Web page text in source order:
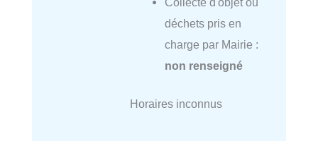
déchets pris en
charge par Mairie :
non renseigné
Horaires inconnus